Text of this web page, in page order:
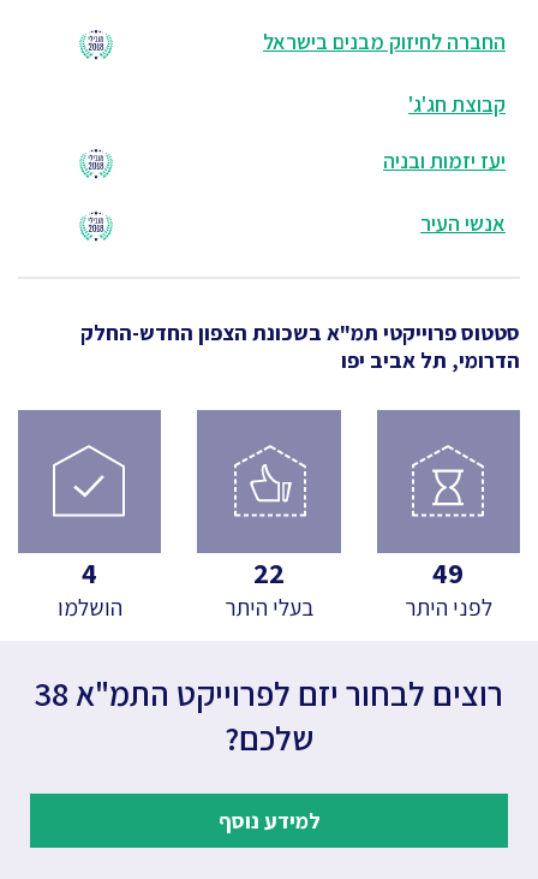
החברה לחיזוק מבנים בישראל
קבוצת חג'ג'
יעז יזמות ובניה
אנשי העיר
סטטוס פרוייקטי תמ"א בשכונת הצפון החדש-החלק
הדרומי, תל אביב יפו
49
לפני היתר
22
בעלי היתר
4
הושלמו
רוצים לבחור יזם לפרוייקט התמ"א 38
שלכם?
למידע נוסף